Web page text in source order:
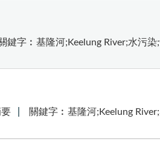
鍵字︰基隆河;Keelung River;水污
關鍵字︰基隆河;Keelung